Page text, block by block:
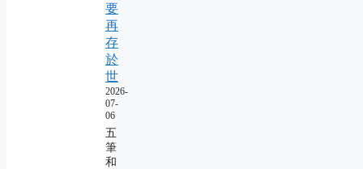
要
再
存
於
世
2026-
07-
06
五
筆
和